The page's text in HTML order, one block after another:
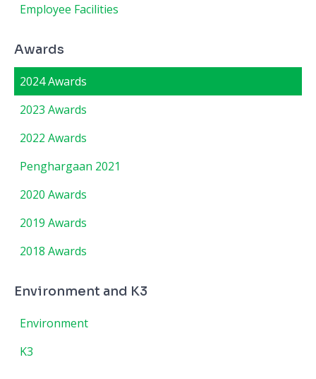
Employee Facilities
Awards
2024 Awards
2023 Awards
2022 Awards
Penghargaan 2021
2020 Awards
2019 Awards
2018 Awards
Environment and K3
Environment
K3